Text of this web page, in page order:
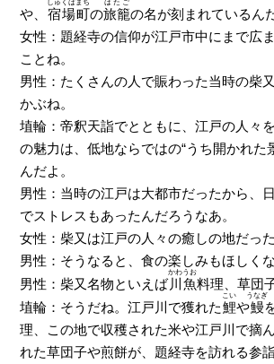
や、 宿場町
しゅくばまち
の旅籠
はたご
の名が刻まれているん
女性：題経寺の信仰が江戸市中にまで広
ことね。
男性：たくさんの人で賑わった当時の柴
かぶね。
埴輪：帝釈天詣でとともに、江戸の人々
の魅力は、低地ならではの“うち開かれた
んだよ。
男性：当時の江戸は大都市だったから、
でストレスもあったんだろうなあ。
女性：柴又は江戸の人々の癒しの地だった
男性：そうなると、食の楽しみもほしくな
男性：柴又名物といえば川魚
かわうお
料理、草団
埴輪：そうだね。江戸川で獲れた鯉
こい
や鰻
うなぎ
理、この地で収穫された米や江戸川で摘
れた草団子や煎餅が、題経寺を訪れる参